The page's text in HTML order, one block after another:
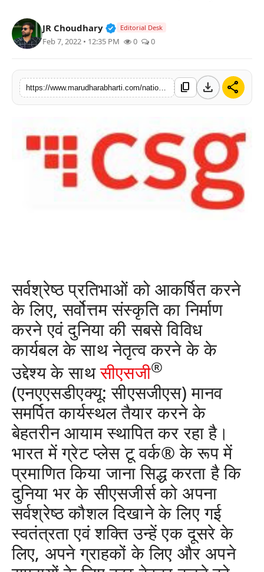
शिक्षा
वीडियो
JR Choudhary Verified Public Figure • 30 Mar,
Editorial Desk
Feb 7, 2022 • 12:35 PM 0 0
content_copy download share
सर्वश्रेष्ठ प्रतिभाओं को आकर्षित करने
के लिए, सर्वोत्तम संस्कृति का निर्माण
करने एवं दुनिया की सबसे विविध
कार्यबल के साथ नेतृत्व करने के के
उद्देश्य के साथसीएसजी®
(एनएएसडीएक्यू:सीएसजीएस) मानव
समर्पित कार्यस्थल तैयार करने के
बेहतरीन आयाम स्थापित कर रहा है।
भारत में ग्रेट प्लेस टू वर्क® के रूप में
प्रमाणित किया जाना सिद्ध करता है कि
दुनिया भर केसीएसजीर्सको अपना
सर्वश्रेष्ठ कौशल दिखाने के लिए गई
स्वतंत्रता एवं शक्ति उन्हें एक दूसरे के
लिए, अपने ग्राहकों के लिए और अपने